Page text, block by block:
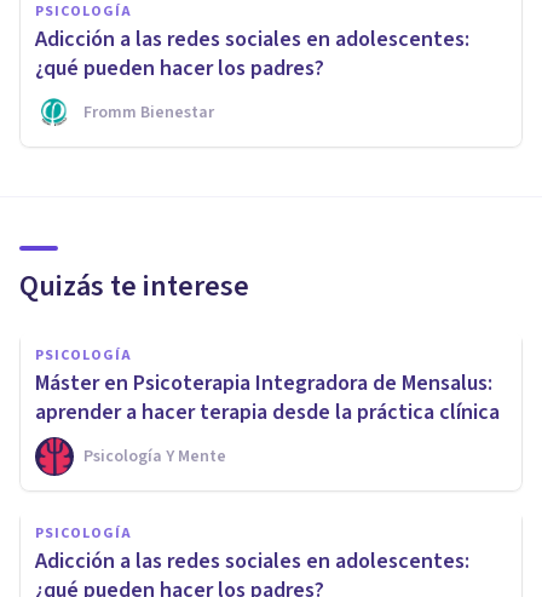
PSICOLOGÍA
Adicción a las redes sociales en adolescentes:
¿qué pueden hacer los padres?
Fromm Bienestar
Quizás te interese
PSICOLOGÍA
Máster en Psicoterapia Integradora de Mensalus:
aprender a hacer terapia desde la práctica clínica
Psicología Y Mente
PSICOLOGÍA
Adicción a las redes sociales en adolescentes:
¿qué pueden hacer los padres?